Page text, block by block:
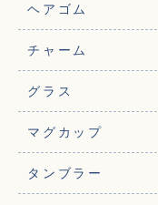
ヘアゴム
チャーム
グラス
マグカップ
タンブラー